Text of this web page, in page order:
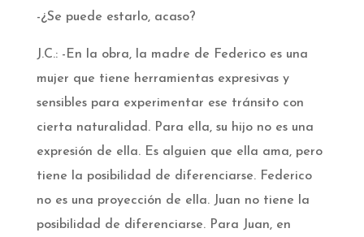
-¿Se puede estarlo, acaso?
J.C.: -En la obra, la madre de Federico es una
mujer que tiene herramientas expresivas y
sensibles para experimentar ese tránsito con
cierta naturalidad. Para ella, su hijo no es una
expresión de ella. Es alguien que ella ama, pero
tiene la posibilidad de diferenciarse. Federico
no es una proyección de ella. Juan no tiene la
posibilidad de diferenciarse. Para Juan, en